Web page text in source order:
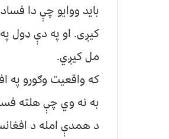
باید ووایو چې دا
کیږی. او په دې ډول
مل کیږي.
که واقعیت وګورو په
به نه وي چې هلته
د همدې امله د